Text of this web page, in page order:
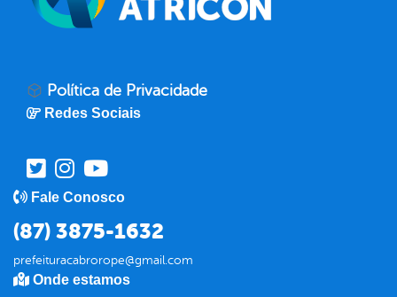
Política de Privacidade
Redes Sociais
Fale Conosco
(87) 3875-1632
prefeituracabrorope@gmail.com
Onde estamos